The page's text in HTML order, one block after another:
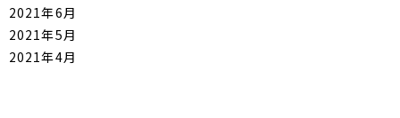
2021年6月
2021年5月
2021年4月